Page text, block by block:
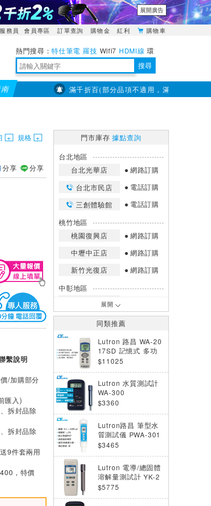
展開廣告
務員 會員專區 訂單查詢 購物金 紅利 購物車
特仕筆電 羅技 Wifi7 HDMI線 環
境量測 明緯POWER 搜尋
PX大通】全館滿千折百(部分品項不適用，滿2千折200...)
規格
分享 分享
繫說明
/加購部分
匯入)
拆封品除
拆封品除
9件套兩用
，特價
門市庫存據點查詢
台北地區
台北光華店
網路訂購
台北市民店
電話訂購
三創體驗館
電話訂購
桃竹地區
桃園復興店
網路訂購
中壢中正店
網路訂購
新竹光復店
網路訂購
中彰地區
台中英才店
嘉南地區
高雄鳳山店
網路訂購
*庫存數量：網路訂購(0)、少量庫存
(1~2)、現貨充足(3以上)。
*門市庫存以店內實際數量為準，可使
用專人服務或撥打門市電話洽詢。
展開
同類推薦
Lutron 路昌 WA-20
17SD 記憶式 多功
能 水質檢測儀
$11025
Lutron 水質測試計
WA-300
$3360
Lutron路昌 筆型水
質測試儀 PWA-301
$3465
Lutron 電導/總固體
溶解量測試計 YK-2
2CT
$5775